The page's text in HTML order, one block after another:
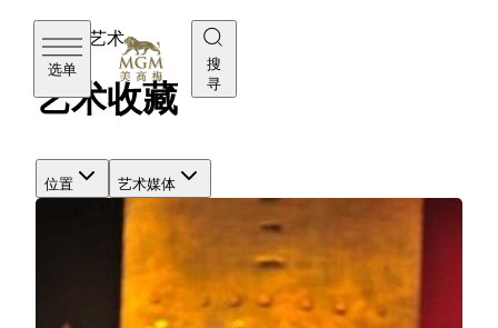
选单
搜
寻
美高梅艺术
艺术收藏
位置 艺术媒体